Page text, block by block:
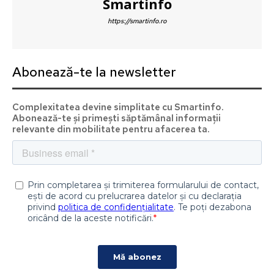
Smartinfo
https://smartinfo.ro
Abonează-te la newsletter
Complexitatea devine simplitate cu Smartinfo.
Abonează-te și primești săptămânal informații
relevante din mobilitate pentru afacerea ta.